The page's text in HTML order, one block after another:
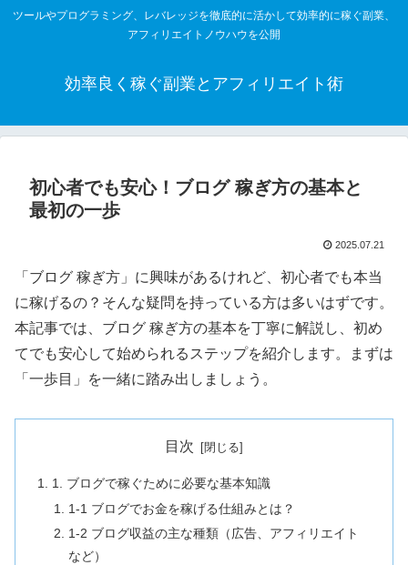
ツールやプログラミング、レバレッジを徹底的に活かして効率的に稼ぐ副業、
アフィリエイトノウハウを公開
効率良く稼ぐ副業とアフィリエイト術
初心者でも安心！ブログ 稼ぎ方の基本と
最初の一歩
2025.07.21
「ブログ 稼ぎ方」に興味があるけれど、初心者でも本当
に稼げるの？そんな疑問を持っている方は多いはずです。
本記事では、ブログ 稼ぎ方の基本を丁寧に解説し、初め
てでも安心して始められるステップを紹介します。まずは
「一歩目」を一緒に踏み出しましょう。
目次
1. ブログで稼ぐために必要な基本知識
1-1 ブログでお金を稼げる仕組みとは？
1-2 ブログ収益の主な種類（広告、アフィリエイト
など）